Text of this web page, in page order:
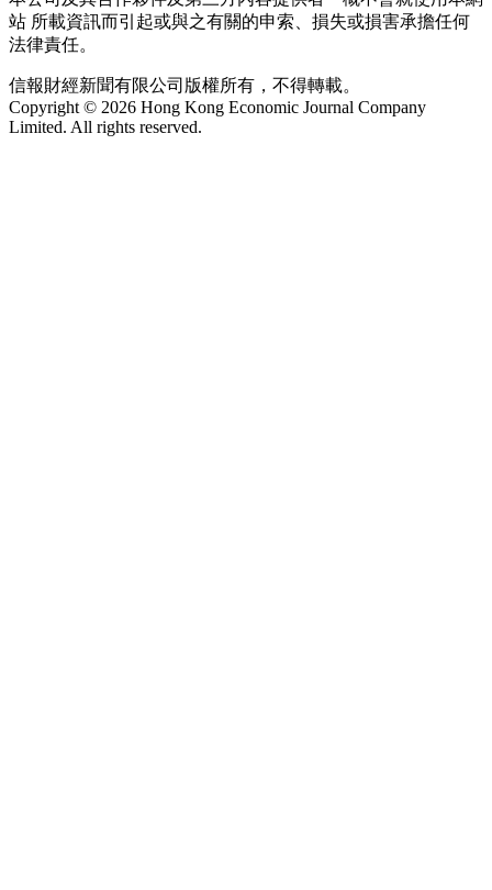
站 所載資訊而引起或與之有關的申索、損失或損害承擔任何
法律責任。
信報財經新聞有限公司版權所有，不得轉載。
Copyright © 2026 Hong Kong Economic Journal Company
Limited. All rights reserved.